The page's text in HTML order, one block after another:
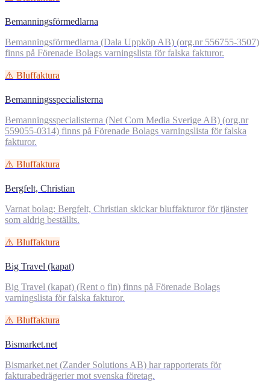
Bemanningsförmedlarna
Bemanningsförmedlarna (Dala Uppköp AB) (org.nr 556755-3507)
finns på Förenade Bolags varningslista för falska fakturor.
⚠️ Bluffaktura
Bemanningsspecialisterna
Bemanningsspecialisterna (Net Com Media Sverige AB) (org.nr
559055-0314) finns på Förenade Bolags varningslista för falska
fakturor.
⚠️ Bluffaktura
Bergfelt, Christian
Varnat bolag: Bergfelt, Christian skickar bluffakturor för tjänster
som aldrig beställts.
⚠️ Bluffaktura
Big Travel (kapat)
Big Travel (kapat) (Rent o fin) finns på Förenade Bolags
varningslista för falska fakturor.
⚠️ Bluffaktura
Bismarket.net
Bismarket.net (Zander Solutions AB) har rapporterats för
fakturabedrägerier mot svenska företag.